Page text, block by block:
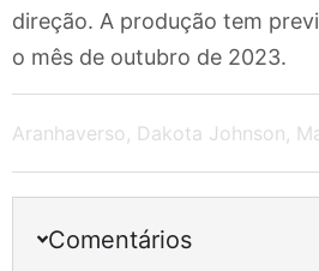
direção. A produção tem
o mês de outubro de 2023.
Aranhaverso Dakota Johnson
Comentários